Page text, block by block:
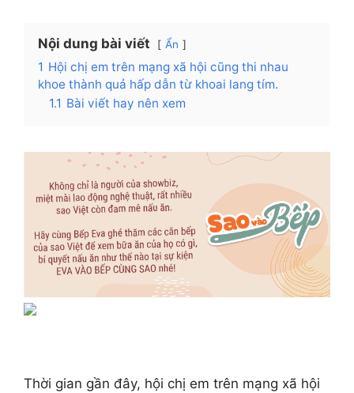
Nội dung bài viết Ẩn
1 Hội chị em trên mạng xã hội cũng thi nhau
khoe thành quả hấp dẫn từ khoai lang tím.
1.1 Bài viết hay nên xem
Thời gian gần đây, hội chị em trên mạng xã hội